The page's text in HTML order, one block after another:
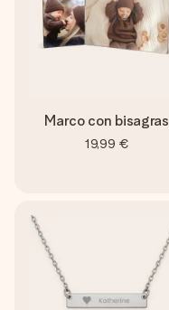
Marco con bisagras
19,99 €